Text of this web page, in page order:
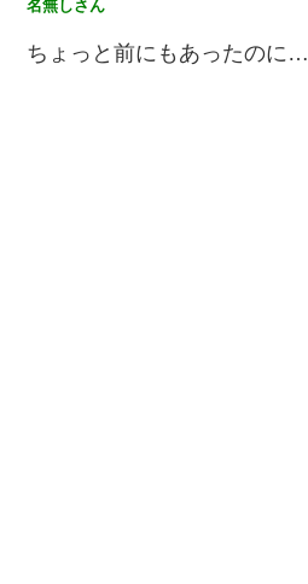
名無しさん
ちょっと前にもあったのに…